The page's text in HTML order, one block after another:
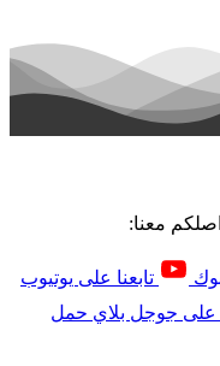
معنا:
تابعنا على يوتيوب
حمل